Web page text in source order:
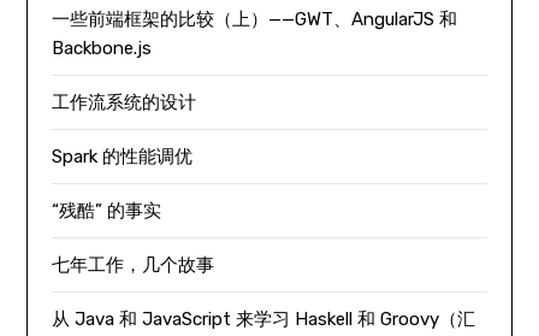
一些前端框架的比较（上）——GWT、AngularJS 和
Backbone.js
工作流系统的设计
Spark 的性能调优
“残酷” 的事实
七年工作，几个故事
从 Java 和 JavaScript 来学习 Haskell 和 Groovy（汇